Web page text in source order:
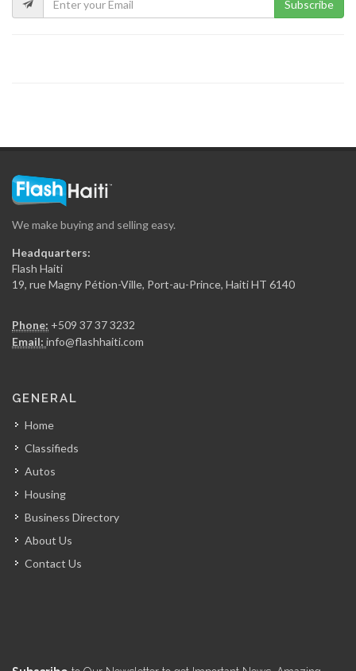
Subscribe
We make buying and selling easy.
Headquarters:
Flash Haiti
19, rue Magny Pétion-Ville, Port-au-Prince, Haiti HT 6140
Phone: +509 37 37 3232
Email: info@flashhaiti.com
GENERAL
Home
Classifieds
Autos
Housing
Business Directory
About Us
Contact Us